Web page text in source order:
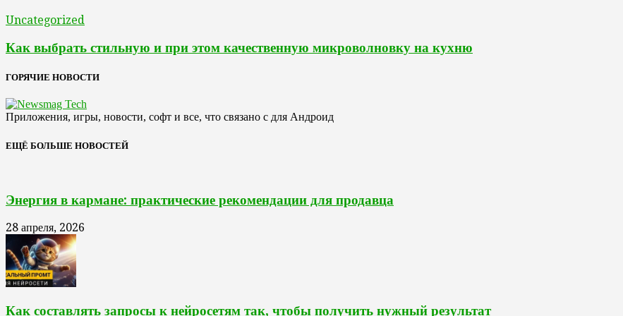
Uncategorized
Как выбрать стильную и при этом качественную микроволновку на кухню
ГОРЯЧИЕ НОВОСТИ
Приложения, игры, новости, софт и все, что связано с для Андроид
ЕЩЁ БОЛЬШЕ НОВОСТЕЙ
Энергия в кармане: практические рекомендации для продавца
28 апреля, 2026
Как составлять запросы к нейросетям так, чтобы получить нужный результат